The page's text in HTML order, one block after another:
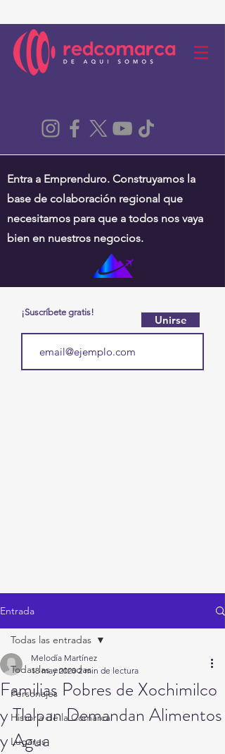
Entra a Emprenduro. Construyamos la
base de colaboración regional que
necesitamos para que a todos nos vaya
bien en nuestros negocios.
¡Suscríbete gratis!
Unirse
Entrada
Todas las entradas
Personajes
Historia de la Comarca
Lugares
Todas las entradas
Familias Pobres de Xochimilco
y Tlalpan Demandan Alimentos
y Agua
Melodía Martínez
18 may 2020 2 min de lectura